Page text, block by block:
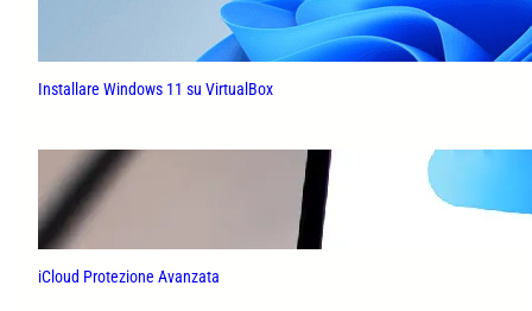
Installare Windows 11 su VirtualBox
iCloud Protezione Avanzata